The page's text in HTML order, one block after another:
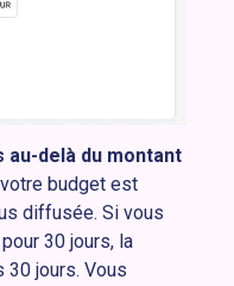
delà du montant
votre budget est
diffusée. Si vous
30 jours, la
30 jours. Vous